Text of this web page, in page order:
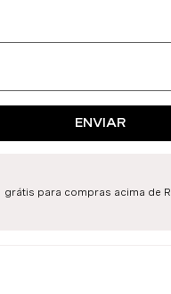
ENVIAR
grátis para compras acima de